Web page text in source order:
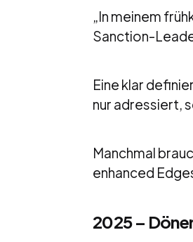
„In meinem
Sanction-
Eine klar
nur adressiert,
Manchmal
enhanced
2025 –